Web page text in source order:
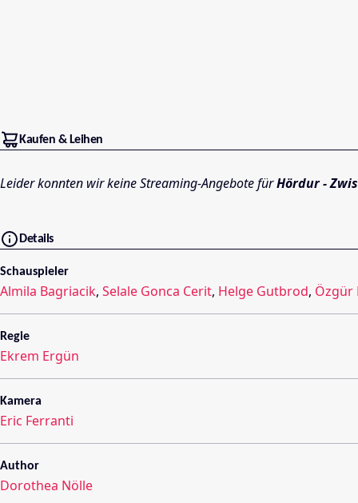
Kaufen & Leihen
Leider konnten wir keine Streaming-Angebote fürHördur -
Details
Schauspieler
Almila Bagriacik, Selale Gonca Cerit, Helge Gutbrod, Özgür
Regie
Ekrem Ergün
Kamera
Eric Ferranti
Author
Dorothea Nölle